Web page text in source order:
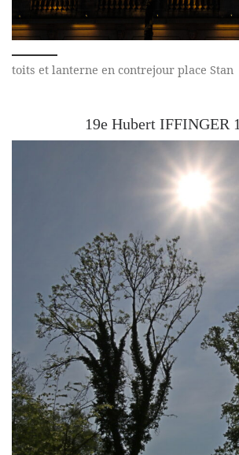
toits et lanterne en contrejour place Stan
19e Hubert IFFINGER